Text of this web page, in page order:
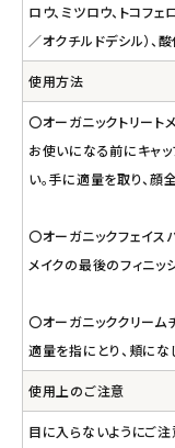
ロウ、ミツロウ、トコフ
／オクチルドデシル）、
使用方法
〇オーガニックトリート
お使いになる前にキャッ
い。手に適量を取り、顔
〇オーガニックフェイス
メイクの最後のフィニッ
〇オーガニッククリーム
適量を指にとり、頬にな
使用上のご注意
目に入らないようにご注